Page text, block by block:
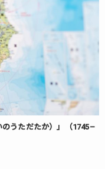
うただたか）」（1745–